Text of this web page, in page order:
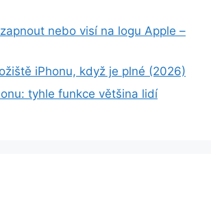
nebo visí na logu Apple –
iPhonu, když je plné (2026)
tyhle funkce většina lidí